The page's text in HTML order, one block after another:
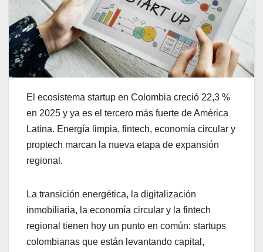
El ecosistema startup en Colombia creció 22,3 %
en 2025 y ya es el tercero más fuerte de América
Latina. Energía limpia, fintech, economía circular y
proptech marcan la nueva etapa de expansión
regional.
La transición energética, la digitalización
inmobiliaria, la economía circular y la fintech
regional tienen hoy un punto en común: startups
colombianas que están levantando capital,